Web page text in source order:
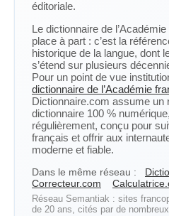
éditoriale.
Le dictionnaire de
place à part : c’est la
historique de la langue, dont
s’étend sur plusieurs
Pour un point de vue
dictionnaire de l’Académie
Dictionnaire.com assume un
dictionnaire 100 %
régulièrement, conçu pour
français et offrir aux
moderne et fiable.
Dans le même réseau :
Correcteur.com
Réseau Semantiak : sites
de 20 ans, cités par de